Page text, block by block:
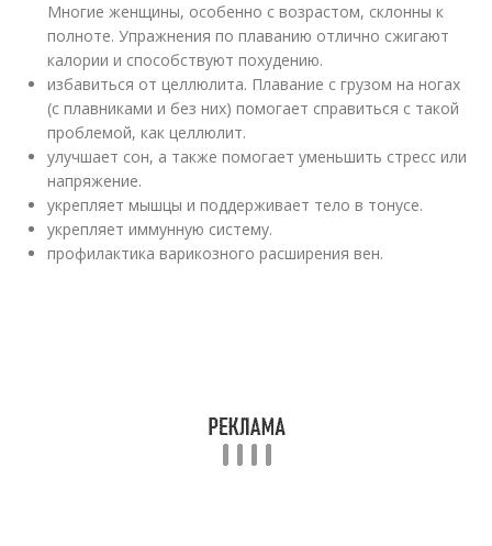
Многие женщины, особенно с возрастом, склонны к
полноте. Упражнения по плаванию отлично сжигают
калории и способствуют похудению.
избавиться от целлюлита. Плавание с грузом на ногах
(с плавниками и без них) помогает справиться с такой
проблемой, как целлюлит.
улучшает сон, а также помогает уменьшить стресс или
напряжение.
укрепляет мышцы и поддерживает тело в тонусе.
укрепляет иммунную систему.
профилактика варикозного расширения вен.